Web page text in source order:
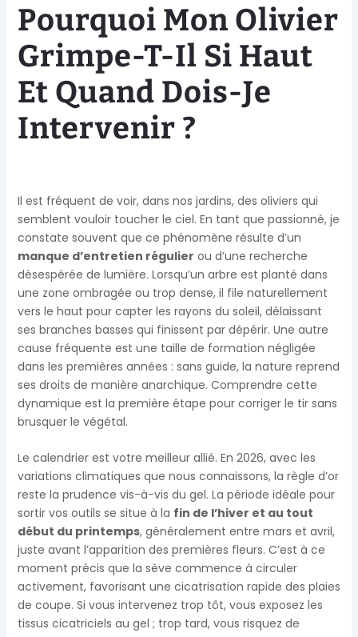
Pourquoi Mon Olivier
Grimpe-T-Il Si Haut
Et Quand Dois-Je
Intervenir ?
Il est fréquent de voir, dans nos jardins, des oliviers qui
semblent vouloir toucher le ciel. En tant que passionné, je
constate souvent que ce phénomène résulte d’un
manque d’entretien régulier ou d’une recherche
désespérée de lumière. Lorsqu’un arbre est planté dans
une zone ombragée ou trop dense, il file naturellement
vers le haut pour capter les rayons du soleil, délaissant
ses branches basses qui finissent par dépérir. Une autre
cause fréquente est une taille de formation négligée
dans les premières années : sans guide, la nature reprend
ses droits de manière anarchique. Comprendre cette
dynamique est la première étape pour corriger le tir sans
brusquer le végétal.
Le calendrier est votre meilleur allié. En 2026, avec les
variations climatiques que nous connaissons, la règle d’or
reste la prudence vis-à-vis du gel. La période idéale pour
sortir vos outils se situe à la fin de l’hiver et au tout
début du printemps, généralement entre mars et avril,
juste avant l’apparition des premières fleurs. C’est à ce
moment précis que la sève commence à circuler
activement, favorisant une cicatrisation rapide des plaies
de coupe. Si vous intervenez trop tôt, vous exposez les
tissus cicatriciels au gel ; trop tard, vous risquez de